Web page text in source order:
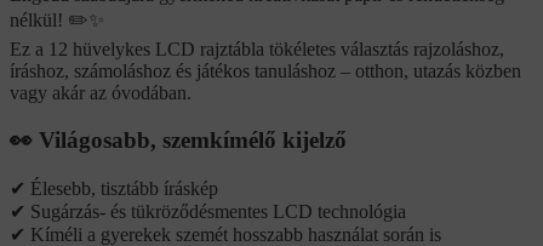
nélkül! ✏️✨
Ez a 12 hüvelykes LCD rajztábla tökéletes választás rajzoláshoz,
íráshoz, számoláshoz és játékos tanuláshoz – otthon, utazás közben
vagy akár az óvodában.
👀 Világosabb, szemkímélő kijelző
✔ Élesebb, tisztább íráskép
✔ Sugárzás- és tükröződésmentes LCD technológia
✔ Kíméli a gyerekek szemét hosszabb használat során is